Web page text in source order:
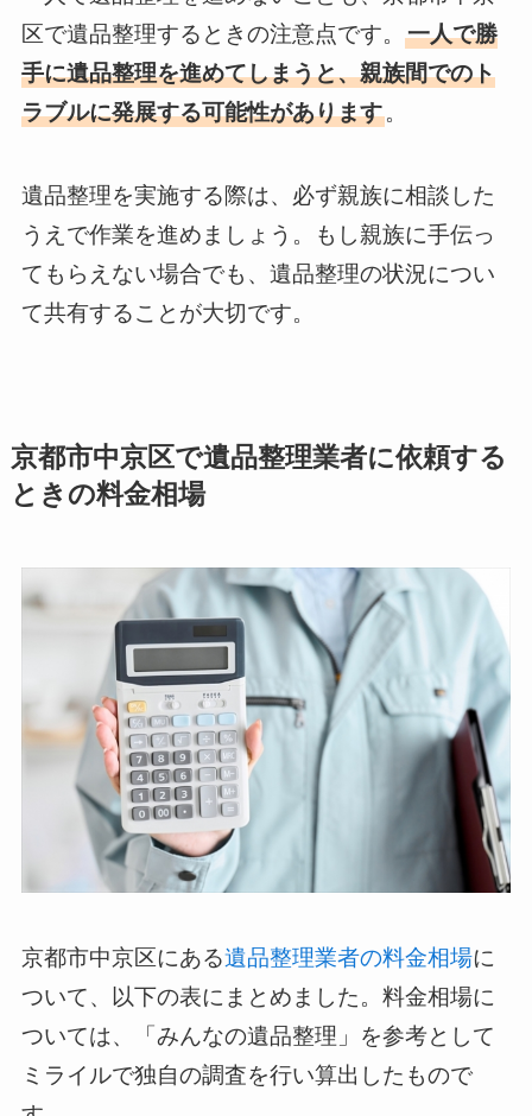
区で遺品整理するときの注意点です。 一人で勝
手に遺品整理を進めてしまうと、親族間でのト
ラブルに発展する可能性があります。
遺品整理を実施する際は、必ず親族に相談した
うえで作業を進めましょう。もし親族に手伝っ
てもらえない場合でも、遺品整理の状況につい
て共有することが大切です。
京都市中京区で遺品整理業者に依頼する
ときの料金相場
京都市中京区にある遺品整理業者の料金相場に
ついて、以下の表にまとめました。料金相場に
ついては、「みんなの遺品整理」を参考として
ミライルで独自の調査を行い算出したもので